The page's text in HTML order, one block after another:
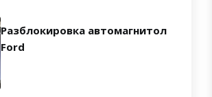
Разблокировка автомагнитол
Ford